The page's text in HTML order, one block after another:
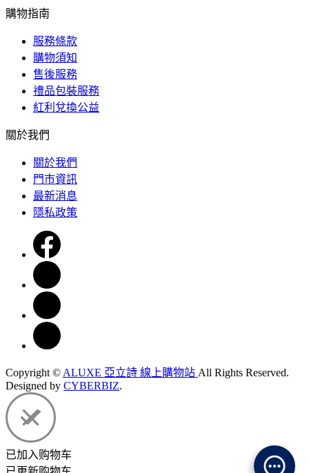
購物指南
服務條款
購物須知
售後服務
禮品包裝服務
紅利兌換公益
關於我們
關於我們
門市資訊
最新消息
隱私政策
Copyright © ALUXE 亞立詩 線上購物站 All Rights Reserved.
Designed by CYBERBIZ.
已加入购物车